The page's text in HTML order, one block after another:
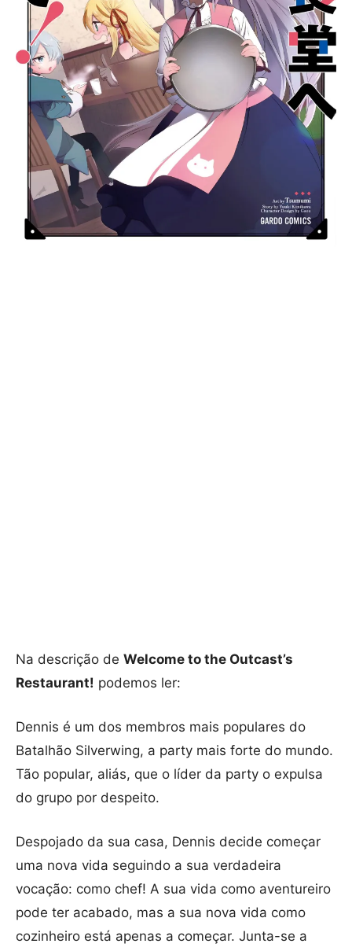
Na descrição de Welcome to the Outcast’s
Restaurant! podemos ler:
Dennis é um dos membros mais populares do
Batalhão Silverwing, a party mais forte do mundo.
Tão popular, aliás, que o líder da party o expulsa
do grupo por despeito.
Despojado da sua casa, Dennis decide começar
uma nova vida seguindo a sua verdadeira
vocação: como chef! A sua vida como aventureiro
pode ter acabado, mas a sua nova vida como
cozinheiro está apenas a começar. Junta-se a